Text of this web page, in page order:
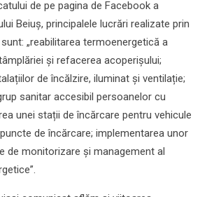
de pe pagina de Facebook a
Beiuș, principalele lucrări realizate prin
„reabilitarea termoenergetică a
și refacerea acoperișului;
de încălzire, iluminat și ventilație;
sanitar accesibil persoanelor cu
unei stații de încărcare pentru vehicule
de încărcare; implementarea unor
de monitorizare și management al